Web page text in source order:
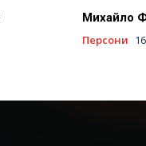
Михайло
Персони